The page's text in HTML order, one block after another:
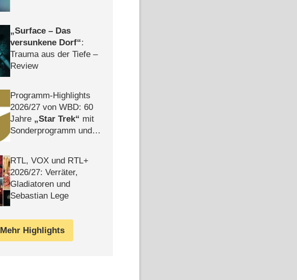
Surface – Das
versunkene Dorf :
Trauma aus der Tiefe –
Review
Programm-Highlights
2026/​27 von WBD: 60
Jahre
Star Trek
mit
Sonderprogramm und
RTL, VOX und RTL+
2026/​27: Verräter,
Gladiatoren und
Sebastian Lege
Mehr Highlights